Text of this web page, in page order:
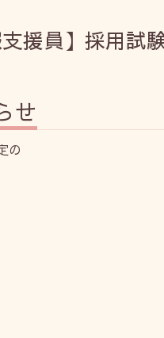
援員】採用試
せ
の